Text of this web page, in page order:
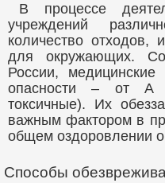
В процессе
учреждений
количество отходов,
для окружающих.
России,
опасности – от А
токсичные). Их
важным фактором в
общем оздоровлении
Способы